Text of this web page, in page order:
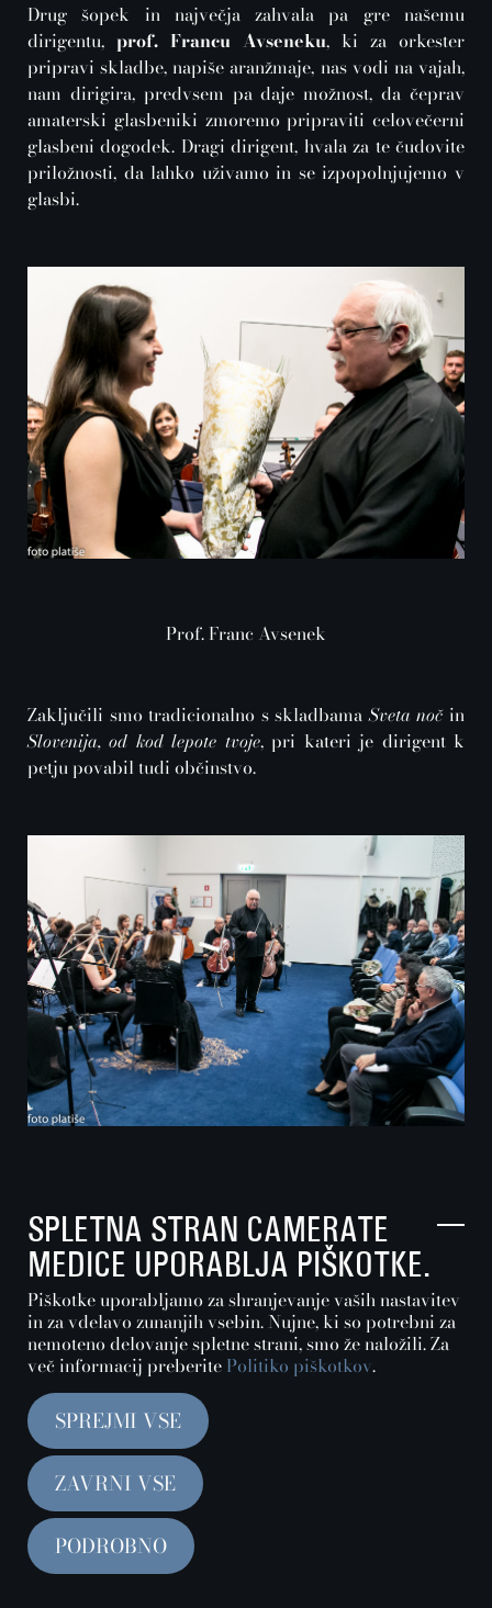
Drug šopek in največja zahvala pa gre našemu
dirigentu, prof. Francu Avseneku, ki za orkester
pripravi skladbe, napiše aranžmaje, nas vodi na vajah,
nam dirigira, predvsem pa daje možnost, da čeprav
amaterski glasbeniki zmoremo pripraviti celovečerni
glasbeni dogodek. Dragi dirigent, hvala za te čudovite
priložnosti, da lahko uživamo in se izpopolnjujemo v
glasbi.
Prof. Franc Avsenek
Zaključili smo tradicionalno s skladbamaSveta nočin
Slovenija, od kod lepote tvoje, pri kateri je dirigent k
petju povabil tudi občinstvo.
praznike in srečno novo leto
SPLETNA STRAN CAMERATE
MEDICE UPORABLJA PIŠKOTKE.
Piškotke uporabljamo za shranjevanje vaših nastavitev
in za vdelavo zunanjih vsebin. Nujne, ki so potrebni za
nemoteno delovanje spletne strani, smo že naložili. Za
več informacij preberite Politiko piškotkov.
SPREJMI VSE
ZAVRNI VSE
PODROBNO